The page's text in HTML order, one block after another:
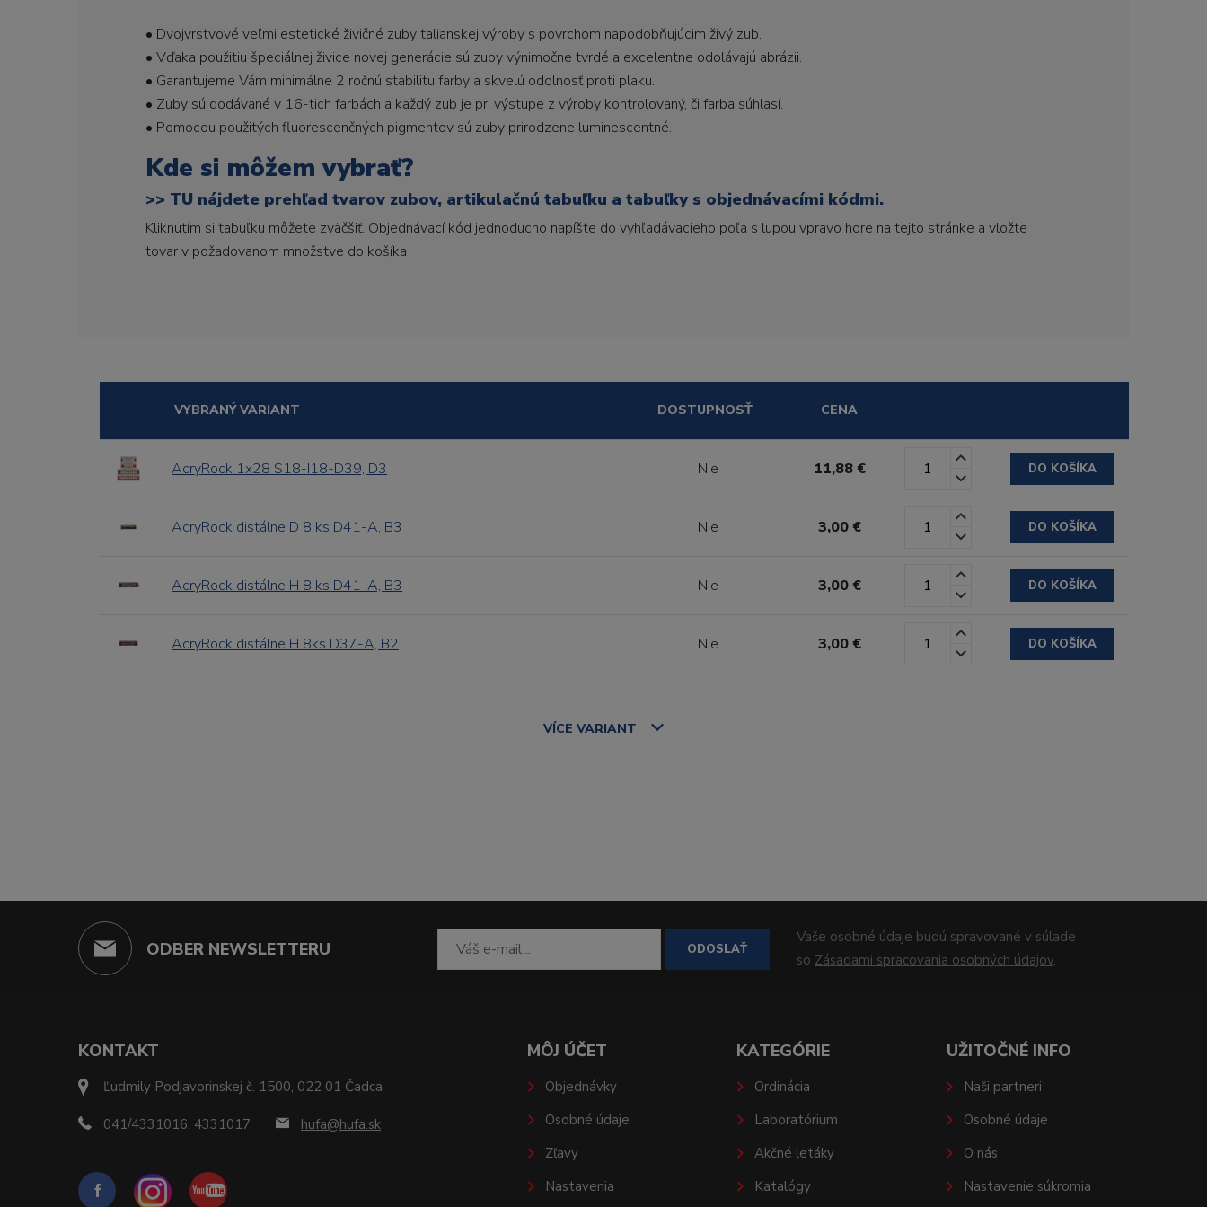
• Dvojvrstvové veľmi estetické živičné zuby talianskej výroby s povrchom napodobňujúcim živý zub.
• Vďaka použitiu špeciálnej živice novej generácie sú zuby výnimočne tvrdé a excelentne odolávajú abrázii.
• Garantujeme Vám minimálne 2 ročnú stabilitu farby a skvelú odolnosť proti plaku.
• Zuby sú dodávané v 16-tich farbách a každý zub je pri výstupe z výroby kontrolovaný, či farba súhlasí.
• Pomocou použitých fluorescenčných pigmentov sú zuby prirodzene luminescentné.
Kde si môžem vybrať?
>> TU nájdete prehľad tvarov zubov, artikulačnú tabuľku a tabuľky s objednávacími kódmi.
Kliknutím si tabuľku môžete zväčšiť. Objednávací kód jednoducho napíšte do vyhľadávacieho poľa s lupou vpravo hore na tejto stránke a vložte
tovar v požadovanom množstve do košíka
VYBRANÝ VARIANT DOSTUPNOSŤ CENA
AcryRock 1x28 S18-I18-D39, D3 Nie 11,88 € DO KOŠÍKA
AcryRock distálne D 8 ks D41-A, B3 Nie 3,00 € DO KOŠÍKA
AcryRock distálne H 8 ks D41-A, B3 Nie 3,00 € DO KOŠÍKA
AcryRock distálne H 8ks D37-A, B2 Nie 3,00 € DO KOŠÍKA
VÍCE VARIANT
ODBER NEWSLETTERU ODOSLAŤ
Vaše osobné údaje budú spravované v súlade
so Zásadami spracovania osobných údajov.
KONTAKT
Ľudmily Podjavorinskej č. 1500, 022 01 Čadca
041/4331016, 4331017 hufa@hufa.sk
MÔJ ÚČET
Objednávky
Osobné údaje
Zľavy
Nastavenia
KATEGÓRIE
Ordinácia
Laboratórium
Akčné letáky
Katalógy
UŽITOČNÉ INFO
Naši partneri
Osobné údaje
O nás
Nastavenie súkromia